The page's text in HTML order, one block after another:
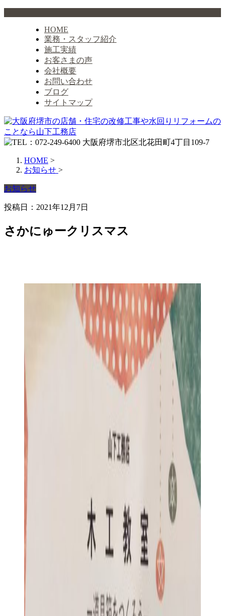
HOME
業務・スタッフ紹介
施工実績
お客さまの声
会社概要
お問い合わせ
ブログ
サイトマップ
HOME >
お知らせ >
お知らせ
投稿日：2021年12月7日
さかにゅークリスマス